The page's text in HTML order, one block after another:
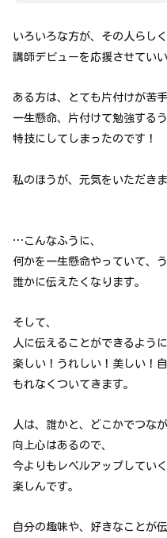
いろいろな方が、その人らし
講師デビューを応援させてい
ある方は、とても片付けが苦
一生懸命、片付けて勉強するう
特技にしてしまったのです！
私のほうが、元気をいただきま
…こんなふうに、
何かを一生懸命やっていて、
誰かに伝えたくなります。
そして、
人に伝えることができるように
楽しい！うれしい！美しい！
もれなくついてきます。
人は、誰かと、どこかでつな
向上心はあるので、
今よりもレベルアップしていく
楽しんです。
自分の趣味や、好きなことが伝